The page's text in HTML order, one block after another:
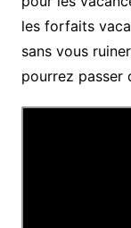
les forfaits
sans vous
pourrez passer